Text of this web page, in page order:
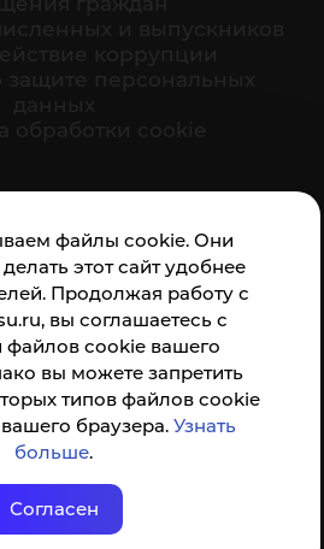
файлы cookie. Они
этот сайт удобнее
Продолжая работу с
вы соглашаетесь с
файлов cookie вашего
вы можете запретить
типов файлов cookie
браузера.Узнать
больше.
Согласен
QR-коду, а так же по прямой
ссылке
ВО ЮГУ 2001–2026